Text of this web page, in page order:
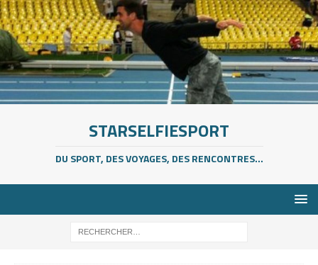
STARSELFIESPORT
DU SPORT, DES VOYAGES, DES RENCONTRES...